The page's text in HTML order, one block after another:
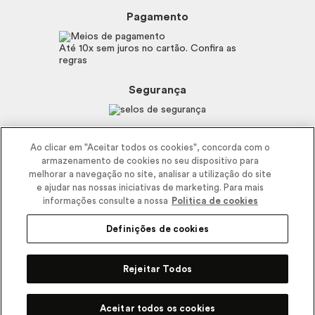
R$74,90
3x R$ 24,97 no cartão
Código de defesa do consumidor
Trabalhe com a gente
Recomendações Covid19
Fale Conosco
E-mail
Pagamento
Até 10x sem juros no cartão. Confira as
regras
Segurança
CEP 11900-000 | CNPJ/MF 11.137.051/0406-41 IE 574.066.180.111
Pode Confiar
Ao clicar em "Aceitar todos os cookies", concorda com o
armazenamento de cookies no seu dispositivo para
melhorar a navegação no site, analisar a utilização do site
e ajudar nas nossas iniciativas de marketing. Para mais
informações consulte a nossa
Politica de cookies
Definições de cookies
Rejeitar Todos
Aceitar todos os cookies